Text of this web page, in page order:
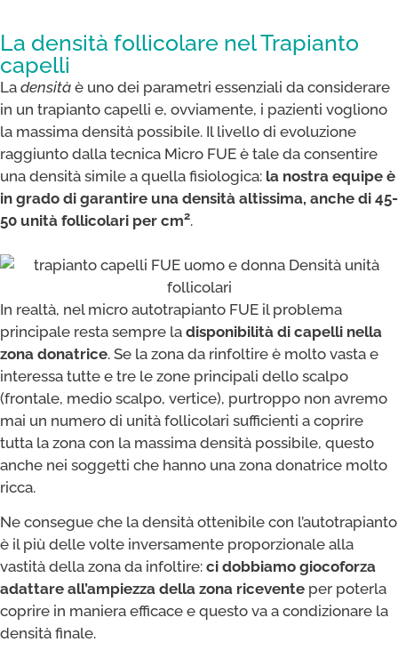
La densità follicolare nel Trapianto
capelli
La densità è uno dei parametri essenziali da considerare
in un trapianto capelli e, ovviamente, i pazienti vogliono
la massima densità possibile. Il livello di evoluzione
raggiunto dalla tecnica Micro FUE è tale da consentire
una densità simile a quella fisiologica: la nostra equipe è
in grado di garantire una densità altissima, anche di 45-
50 unità follicolari per cm2.
In realtà, nel micro autotrapianto FUE il problema
principale resta sempre la disponibilità di capelli nella
zona donatrice. Se la zona da rinfoltire è molto vasta e
interessa tutte e tre le zone principali dello scalpo
(frontale, medio scalpo, vertice), purtroppo non avremo
mai un numero di unità follicolari sufficienti a coprire
tutta la zona con la massima densità possibile, questo
anche nei soggetti che hanno una zona donatrice molto
ricca.
Ne consegue che la densità ottenibile con l’autotrapianto
è il più delle volte inversamente proporzionale alla
vastità della zona da infoltire: ci dobbiamo giocoforza
adattare all’ampiezza della zona ricevente per poterla
coprire in maniera efficace e questo va a condizionare la
densità finale.